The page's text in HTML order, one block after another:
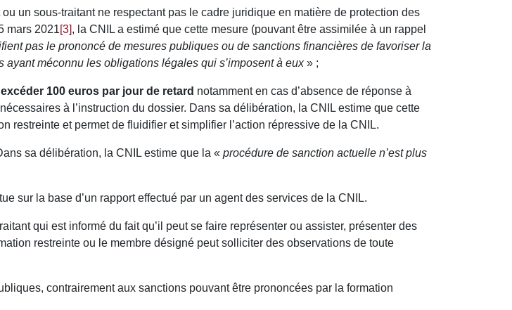
un sous-traitant ne respectant pas le cadre juridique en matière de protection des
mars 2021[3], la CNIL a estimé que cette mesure (pouvant être assimilée à un rappel
pas le prononcé de mesures publiques ou de sanctions financières de favoriser la
méconnu les obligations légales qui s’imposent à eux» ;
100 euros par jour de retard notamment en cas d’absence de réponse à
à l’instruction du dossier. Dans sa délibération, la CNIL estime que cette
restreinte et permet de fluidifier et simplifier l’action répressive de la CNIL.
sa délibération, la CNIL estime que la « procédure de sanction actuelle n’est plus
sur la base d’un rapport effectué par un agent des services de la CNIL.
qui est informé du fait qu’il peut se faire représenter ou assister, présenter des
restreinte ou le membre désigné peut solliciter des observations de toute
contrairement aux sanctions pouvant être prononcées par la formation